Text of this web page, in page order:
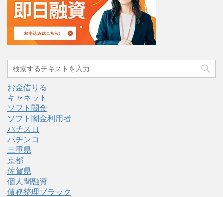
お金借りる
キャネット
ソフト闇金
ソフト闇金利用者
パチスロ
パチンコ
三重県
京都
佐賀県
個人間融資
債務整理ブラック